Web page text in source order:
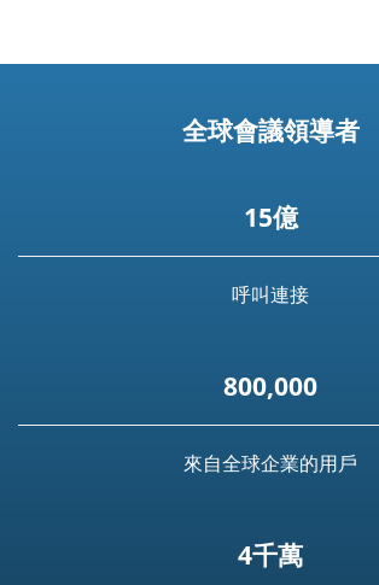
全球會議領導者
15億
呼叫連接
800,000
來自全球企業的用戶
4千萬